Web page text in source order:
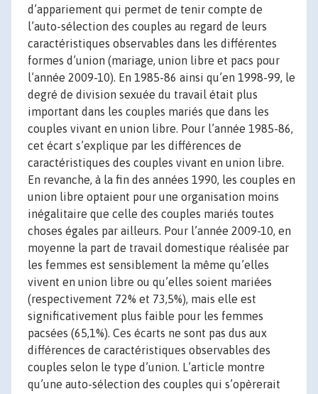
d’appariement qui permet de tenir compte de
l’auto-sélection des couples au regard de leurs
caractéristiques observables dans les différentes
formes d’union (mariage, union libre et pacs pour
l’année 2009-10). En 1985-86 ainsi qu’en 1998-99, le
degré de division sexuée du travail était plus
important dans les couples mariés que dans les
couples vivant en union libre. Pour l’année 1985-86,
cet écart s’explique par les différences de
caractéristiques des couples vivant en union libre.
En revanche, à la fin des années 1990, les couples en
union libre optaient pour une organisation moins
inégalitaire que celle des couples mariés toutes
choses égales par ailleurs. Pour l’année 2009-10, en
moyenne la part de travail domestique réalisée par
les femmes est sensiblement la même qu’elles
vivent en union libre ou qu’elles soient mariées
(respectivement 72% et 73,5%), mais elle est
significativement plus faible pour les femmes
pacsées (65,1%). Ces écarts ne sont pas dus aux
différences de caractéristiques observables des
couples selon le type d’union. L’article montre
qu’une auto-sélection des couples qui s’opèrerait